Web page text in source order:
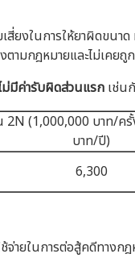
งในการให้ยาผิดขนา
ามกฎหมายและไม่เคยถู
ม่มีค่ารับผิดส่วนแรก เช่น
2N (1,000,000 บาท/ค
บาท/ปี)
6,300
ายในการต่อสู้คดีทาง